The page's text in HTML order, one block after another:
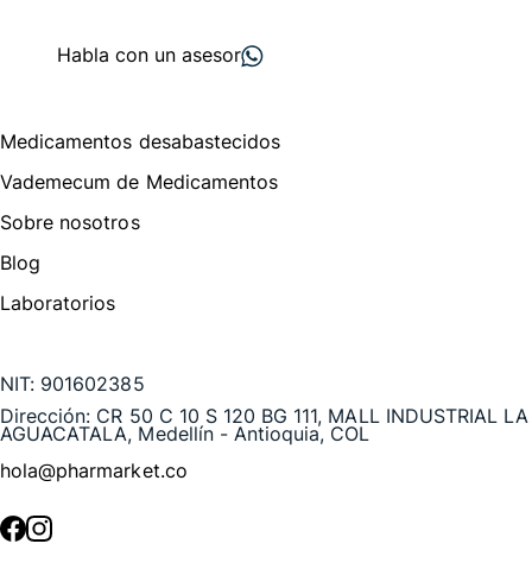
Habla con un asesor
Medicamentos desabastecidos
Vademecum de Medicamentos
Sobre nosotros
Blog
Laboratorios
NIT: 901602385
Dirección: CR 50 C 10 S 120 BG 111, MALL INDUSTRIAL LA
AGUACATALA, Medellín - Antioquia, COL
hola@pharmarket.co